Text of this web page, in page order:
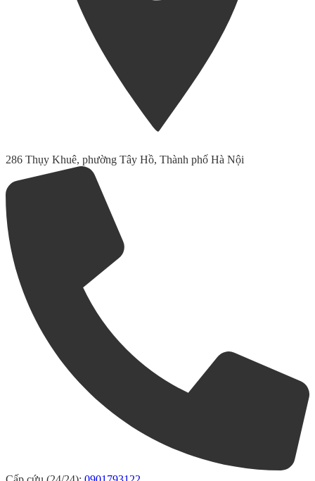
286 Thụy Khuê, phường Tây Hồ, Thành phố Hà Nội